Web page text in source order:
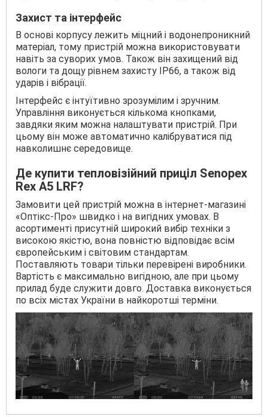
Захист та інтерфейс
В основі корпусу лежить міцний і водонепроникний
матеріал, тому пристрій можна використовувати
навіть за суворих умов. Також він захищений від
вологи та дощу рівнем захисту IP66, а також від
ударів і вібрації.
Інтерфейс є інтуїтивно зрозумілим і зручним.
Управління виконується кількома кнопками,
завдяки яким можна налаштувати пристрій. При
цьому він може автоматично калібруватися під
навколишнє середовище.
Де купити тепловізійний приціл Senopex
Rex A5 LRF?
Замовити цей пристрій можна в інтернет-магазині
«Оптікс-Про» швидко і на вигідних умовах. В
асортименті присутній широкий вибір техніки з
високою якістю, вона повністю відповідає всім
європейським і світовим стандартам.
Поставляють товари тільки перевірені виробники.
Вартість є максимально вигідною, але при цьому
прилад буде служити довго. Доставка виконується
по всіх містах України в найкоротші терміни.